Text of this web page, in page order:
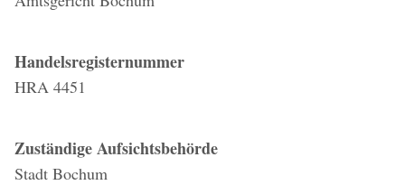
Handelsregisternummer
HRA 4451
Zuständige Aufsichtsbehörde
Stadt Bochum